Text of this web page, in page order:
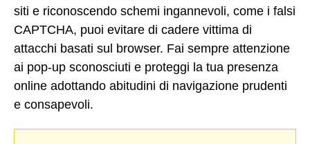
siti e riconoscendo schemi ingannevoli, come i falsi
CAPTCHA, puoi evitare di cadere vittima di
attacchi basati sul browser. Fai sempre attenzione
ai pop-up sconosciuti e proteggi la tua presenza
online adottando abitudini di navigazione prudenti
e consapevoli.